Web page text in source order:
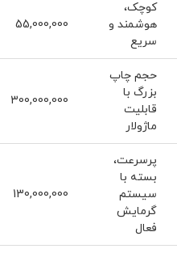
کوچک،
هوشمند و
سریع
55,000,000
حجم چاپ
بزرگ با
قابلیت
ماژولار
300,000,000
پرسرعت،
بسته با
سیستم
گرمایش
فعال
130,000,000